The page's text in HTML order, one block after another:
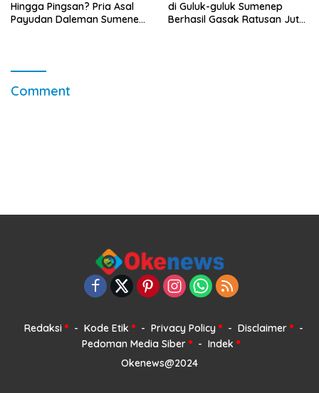
Hingga Pingsan? Pria Asal
Payudan Daleman Sumenep
di Guluk-guluk Sumenep
Berhasil Gasak Ratusan Juta
Comment
Redaksi Kode Etik Privacy Policy
Disclaimer
Pedoman Media Siber
Indek
Okenews@2024